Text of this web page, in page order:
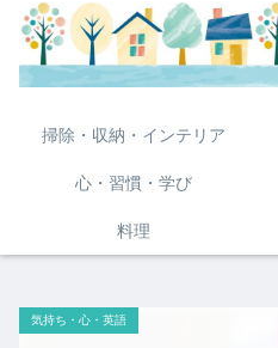
掃除・収納・インテリア
心・習慣・学び
料理
気持ち・心・英語